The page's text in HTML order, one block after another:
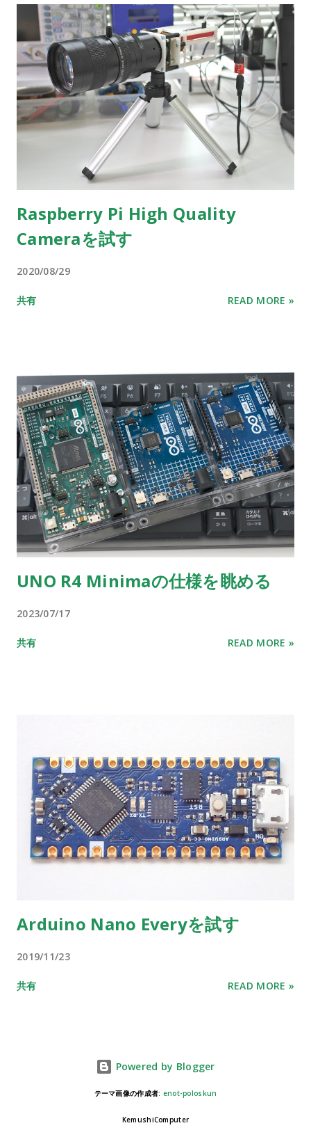
Raspberry Pi High Quality
Cameraを試す
2020/08/29
共有 READ MORE »
UNO R4 Minimaの仕様を眺める
2023/07/17
共有 READ MORE »
Arduino Nano Everyを試す
2019/11/23
共有 READ MORE »
Powered by Blogger
テーマ画像の作成者: enot-poloskun
KemushiComputer